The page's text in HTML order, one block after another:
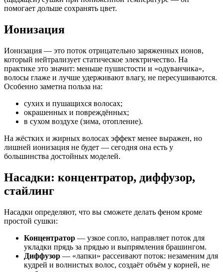
помогает дольше сохранять цвет.
Ионизация
Ионизация — это поток отрицательно заряженных ионов,
который нейтрализует статическое электричество. На
практике это значит: меньше пушистости и «одуванчика»,
волосы глаже и лучше удерживают влагу, не пересушиваются.
Особенно заметна польза на:
сухих и пушащихся волосах;
окрашенных и повреждённых;
в сухом воздухе (зима, отопление).
На жёстких и жирных волосах эффект менее выражен, но
лишней ионизация не будет — сегодня она есть у
большинства достойных моделей.
Насадки: концентратор, диффузор,
стайлинг
Насадки определяют, что вы сможете делать феном кроме
простой сушки:
Концентратор — узкое сопло, направляет поток для
укладки прядь за прядью и выпрямления брашингом.
Диффузор — «лапки» рассеивают поток: незаменим для
кудрей и волнистых волос, создаёт объём у корней, не